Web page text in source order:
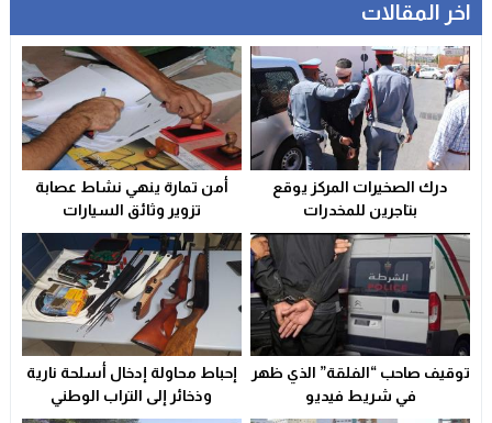
12:53 المنتخب المغربي الرديف يتوج بكأس العرب – فيفا 2025
21:06 فيضانات قوية بإقليم آسفي عقب تساقطات رعدية غير مسبوقة
17:18 دراجات التوصيل بوجدة… خدمة ضرورية تتحول إلى خطر يومي
13:11 وجدة…وفاة ضابط أمن في حادث مأساوي بسبب تعرضه
23:29 تعزية
21:02 ولاية أمن وجدة تُقرب خدمات بطاقة التعريف الوطنية من
اخر المقالات
درك الصخيرات المركز يوقع
بتاجرين للمخدرات
أمن تمارة ينهي نشاط عصابة
تزوير وثائق السيارات
توقيف صاحب “الفلقة” الذي ظهر
في شريط فيديو
إحباط محاولة إدخال أسلحة نارية
وذخائر إلى التراب الوطني